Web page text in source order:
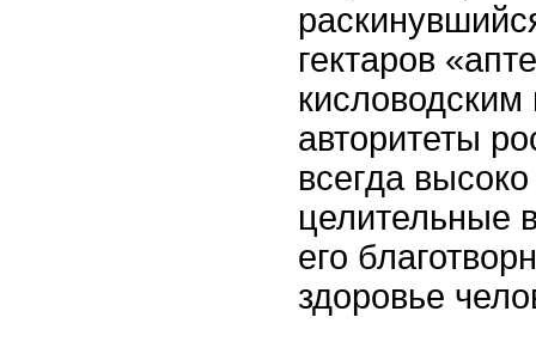
гектаров
авторитеты
всегда
целительные
его
здоровье